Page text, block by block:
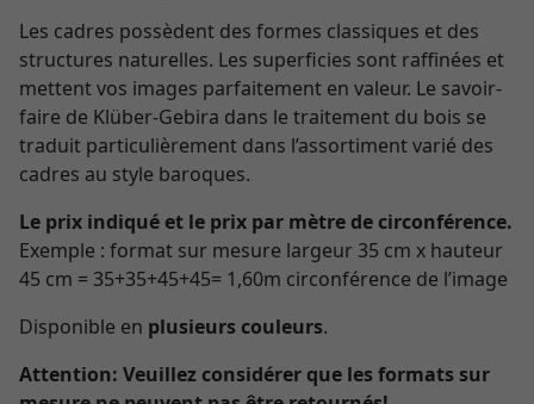
Les cadres possèdent des formes classiques et des
structures naturelles. Les superficies sont raffinées et
mettent vos images parfaitement en valeur. Le savoir-
faire de Klüber-Gebira dans le traitement du bois se
traduit particulièrement dans l’assortiment varié des
cadres au style baroques.
Le prix indiqué et le prix par mètre de circonférence.
Exemple : format sur mesure largeur 35 cm x hauteur
45 cm = 35+35+45+45= 1,60m circonférence de l’image
Disponible en plusieurs couleurs.
Attention: Veuillez considérer que les formats sur